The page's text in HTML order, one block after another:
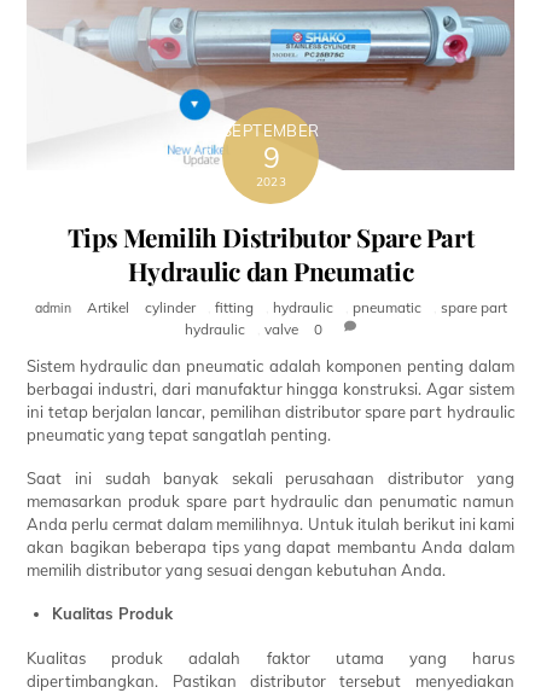
SEPTEMBER
9
2023
Tips Memilih Distributor Spare Part
Hydraulic dan Pneumatic
admin Artikel cylinder fitting hydraulic pneumatic
spare part
hydraulic
,valve 0
Sistem hydraulic dan pneumatic adalah komponen penting dalam
berbagai industri, dari manufaktur hingga konstruksi. Agar sistem
ini tetap berjalan lancar, pemilihan distributor spare part hydraulic
pneumatic yang tepat sangatlah penting.
Saat ini sudah banyak sekali perusahaan distributor yang
memasarkan produk spare part hydraulic dan penumatic namun
Anda perlu cermat dalam memilihnya. Untuk itulah berikut ini kami
akan bagikan beberapa tips yang dapat membantu Anda dalam
memilih distributor yang sesuai dengan kebutuhan Anda.
Kualitas Produk
Kualitas produk adalah faktor utama yang harus
dipertimbangkan. Pastikan distributor tersebut menyediakan